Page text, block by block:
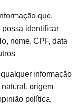
que,
possa identificar
nome, CPF, data
informação
origem
política,